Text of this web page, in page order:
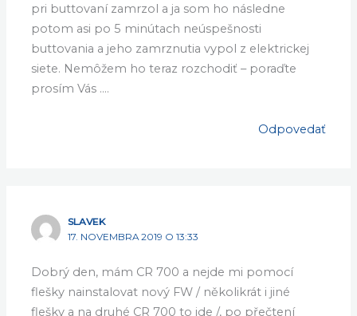
pri buttovaní zamrzol a ja som ho následne
potom asi po 5 minútach neúspešnosti
buttovania a jeho zamrznutia vypol z elektrickej
siete. Nemôžem ho teraz rozchodiť – poraďte
prosím Vás ….
Odpovedať
SLAVEK
17. NOVEMBRA 2019 O 13:33
Dobrý den, mám CR 700 a nejde mi pomocí
flešky nainstalovat nový FW / několikrát i jiné
flešky a na druhé CR 700 to jde /, po přečtení